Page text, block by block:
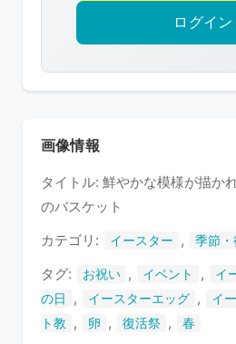
権
護
い
す
ログイン
画像情報
タイトル: 鮮やかな模様が描か
のバスケット
カテゴリ:
イースター , 季節・
タグ: お祝い , イベント , イ
の日
, イースターエッグ , イ
ト教
, 卵 , 復活祭 , 春